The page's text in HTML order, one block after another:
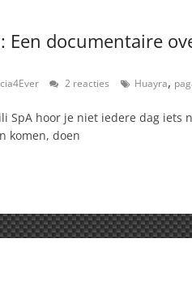
Een documentaire
2 reacties Huayra,
SpA hoor je niet iedere dag iets
komen, doen